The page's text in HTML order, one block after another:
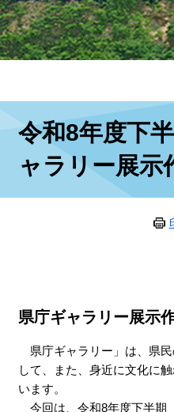
令和8年度下
ャラリー展示
県庁ギャラリー展示
県庁ギャラリー」は、県民
して、また、身近に文化に
います。
今回は、令和8年度下半期